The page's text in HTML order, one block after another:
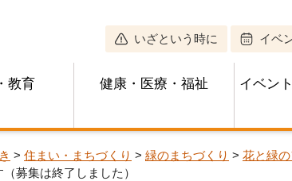
いざという時に イベ
教育 健康・医療・福祉
イベン
> 住まい・まちづくり > 緑のまちづくり > 花と緑
募集は終了しました）